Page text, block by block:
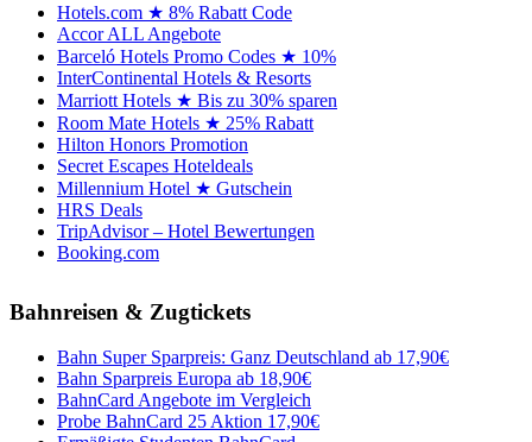
Hotels.com ★ 8% Rabatt Code
Accor ALL Angebote
Barceló Hotels Promo Codes ★ 10%
InterContinental Hotels & Resorts
Marriott Hotels ★ Bis zu 30% sparen
Room Mate Hotels ★ 25% Rabatt
Hilton Honors Promotion
Secret Escapes Hoteldeals
Millennium Hotel ★ Gutschein
HRS Deals
TripAdvisor – Hotel Bewertungen
Booking.com
Bahnreisen & Zugtickets
Bahn Super Sparpreis: Ganz Deutschland ab 17,90€
Bahn Sparpreis Europa ab 18,90€
BahnCard Angebote im Vergleich
Probe BahnCard 25 Aktion 17,90€